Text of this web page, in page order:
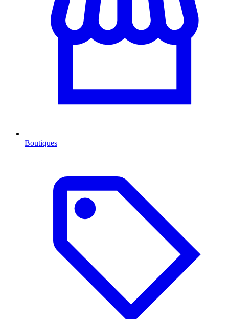
Boutiques